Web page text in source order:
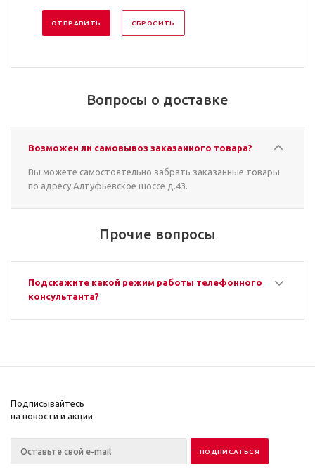
СБРОСИТЬ
Вопросы о доставке
Возможен ли самовывоз заказанного товара?
Вы можете самостоятельно забрать заказанные товары
по адресу Алтуфьевское шоссе д.43.
Прочие вопросы
Подскажите какой режим работы телефонного
консультанта?
Подписывайтесь
на новости и акции